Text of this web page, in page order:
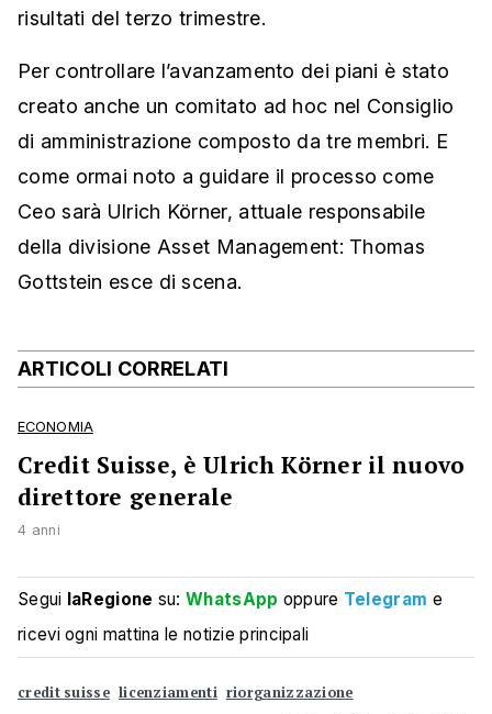
risultati del terzo trimestre.
Per controllare l’avanzamento dei piani è stato
creato anche un comitato ad hoc nel Consiglio
di amministrazione composto da tre membri. E
come ormai noto a guidare il processo come
Ceo sarà Ulrich Körner, attuale responsabile
della divisione Asset Management: Thomas
Gottstein esce di scena.
ARTICOLI CORRELATI
ECONOMIA
Credit Suisse, è Ulrich Körner il nuovo
direttore generale
4 anni
Segui laRegione su:WhatsApp oppure Telegram e
ricevi ogni mattina le notizie principali
credit suisse licenziamenti riorganizzazione